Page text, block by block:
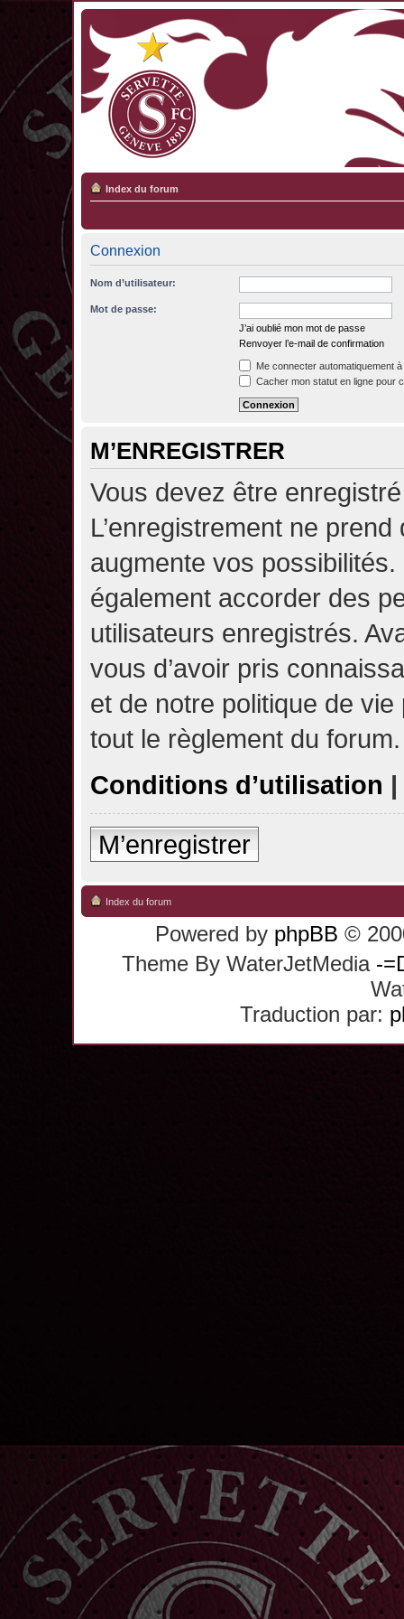
Index du forum
Connexion
Nom d’utilisateur:
Mot de passe:
J’ai oublié mon mot de passe
Renvoyer l’e-mail de confirmation
Me connecter automatiquement
Cacher mon statut en ligne pour
M’ENREGISTRER
Vous devez être
L’enregistrement ne
augmente vos possibilités.
également accorder des
utilisateurs enregistrés.
vous d’avoir pris
et de notre politique de
tout le règlement du forum.
Conditions d’utilisation |
M’enregistrer
Index du forum
Powered by phpBB ©
Theme By WaterJetMedia -
Traduction par: